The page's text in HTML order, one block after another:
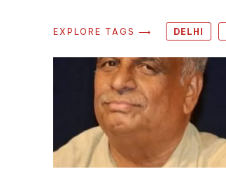
EXPLORE TAGS ⟶ DELHI